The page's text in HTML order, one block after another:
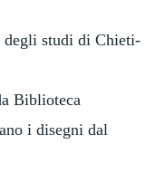
degli studi di Chieti-
Biblioteca
i disegni dal